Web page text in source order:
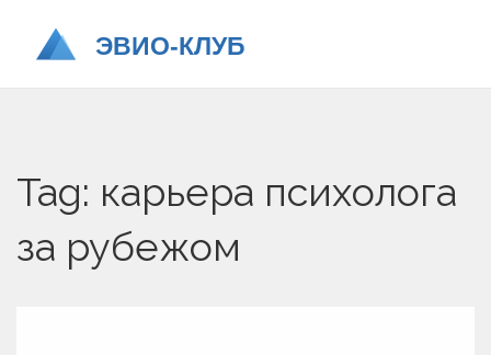
Tag: карьера психолога
за рубежом